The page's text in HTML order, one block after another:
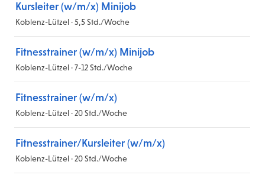
Kursleiter (w/m/x) Minijob
Koblenz-Lützel · 5,5 Std./Woche
Fitnesstrainer (w/m/x) Minijob
Koblenz-Lützel · 7-12 Std./Woche
Fitnesstrainer (w/m/x)
Koblenz-Lützel · 20 Std./Woche
Fitnesstrainer/Kursleiter (w/m/x)
Koblenz-Lützel · 20 Std./Woche